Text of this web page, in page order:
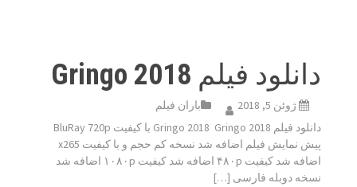
دانلود فیلم Gringo 2018
ژوئن 5, 2018
باران فیلم
دانلود فیلم Gringo 2018 Gringo 2018 با کیفیت BluRay 720p
پیش نمایش فیلم اضافه شد نسخه کم حجم و با کیفیت x265
اضافه شد کیفیت ۴۸۰p اضافه شد کیفیت ۱۰۸۰p اضافه شد
نسخه دوبله فارسی […]